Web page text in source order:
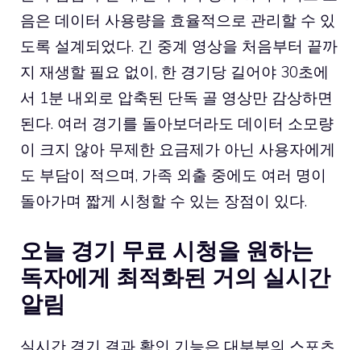
음은 데이터 사용량을 효율적으로 관리할 수 있
도록 설계되었다. 긴 중계 영상을 처음부터 끝까
지 재생할 필요 없이, 한 경기당 길어야 30초에
서 1분 내외로 압축된 단독 골 영상만 감상하면
된다. 여러 경기를 돌아보더라도 데이터 소모량
이 크지 않아 무제한 요금제가 아닌 사용자에게
도 부담이 적으며, 가족 외출 중에도 여러 명이
돌아가며 짧게 시청할 수 있는 장점이 있다.
오늘 경기 무료 시청을 원하는
독자에게 최적화된 거의 실시간
알림
실시간 경기 결과 확인 기능은 대부분의 스포츠